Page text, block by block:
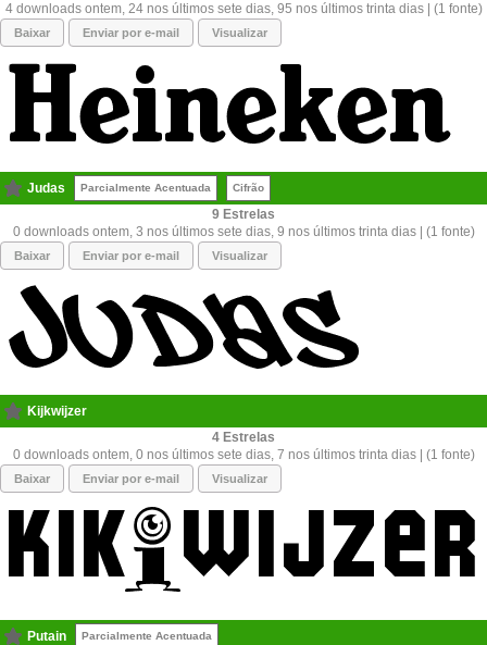
4 downloads ontem, 24 nos últimos sete dias, 95 nos últimos trinta dias | (1 fonte)
Baixar Enviar por e-mail Visualizar
Judas Parcialmente Acentuada Cifrão
9
0 downloads ontem, 3 nos últimos sete dias, 9 nos últimos trinta dias | (1 fonte)
Baixar Enviar por e-mail Visualizar
Kijkwijzer
4
0 downloads ontem, 0 nos últimos sete dias, 7 nos últimos trinta dias | (1 fonte)
Baixar Enviar por e-mail Visualizar
Putain Parcialmente Acentuada